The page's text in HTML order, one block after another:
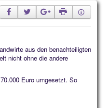
aus den benachteiligten
nicht ohne die andere
Euro umgesetzt. So